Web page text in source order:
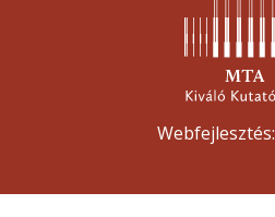
Webfejlesztés: